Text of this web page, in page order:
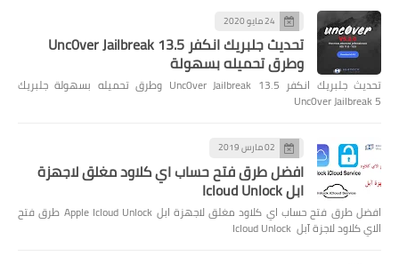
24 مايو 2020
تحديث جلبريك انكفر Unc0ver Jailbreak 13.5
وطرق تحميله بسهولة
تحديث جلبريك انكفر Unc0ver Jailbreak 13.5 وطرق تحميله بسهولة جلبريك
Unc0ver Jailbreak 5
02 مارس 2019
افضل طرق فتح حساب اي كلاود مغلق لاجهزة
ابل Icloud Unlock
افضل طرق فتح حساب اي كلاود مغلق لاجهزة ابل Apple Icloud Unlock طرق فتح
الاي كلاود لاجزة آبل Icloud Unlock